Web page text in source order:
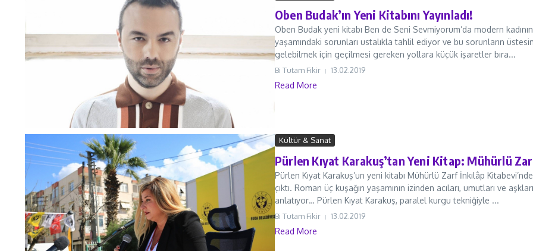
Oben Budak’ın Yeni Kitabını Yayınladı!
Oben Budak yeni kitabı Ben de Seni Sevmiyorum’da modern kadının
yaşamındaki sorunları ustalıkla tahlil ediyor ve bu sorunların
gelebilmek için geçilmesi gereken yollara küçük işaretler bıra...
Bi Tutam Fikir 13.02.2019
Read More
Kültür & Sanat
Pürlen Kıyat Karakuş’tan Yeni Kitap: Mühürlü
Pürlen Kıyat Karakuş’un yeni kitabı Mühürlü Zarf İnkılâp
çıktı. Roman üç kuşağın yaşamının izinden acıları, umutları ve aşkları
anlatıyor… Pürlen Kıyat Karakuş, paralel kurgu tekniğiyle ...
Bi Tutam Fikir 13.02.2019
Read More